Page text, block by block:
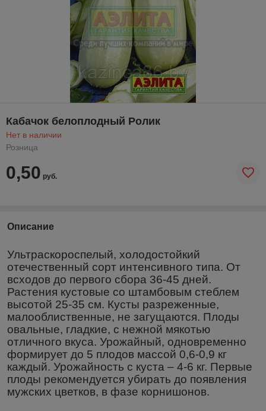
Кабачок белоплодный Ролик
Нет в наличии
Розница
0,50 руб.
Описание
Ультраскороспелый, холодостойкий
отечественный сорт интенсивного типа. От
всходов до первого сбора 36-45 дней.
Растения кустовые со штамбовым стеблем
высотой 25-35 см. Кусты разреженные,
малооблиственные, не загущаются. Плоды
овальные, гладкие, с нежной мякотью
отличного вкуса. Урожайный, одновременно
формирует до 5 плодов массой 0,6-0,9 кг
каждый. Урожайность с куста – 4-6 кг. Первые
плоды рекомендуется убирать до появления
мужских цветков, в фазе корнишонов.